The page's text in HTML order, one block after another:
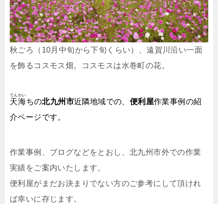
秋ごろ（10月中旬から下旬くらい）、遠賀川沿い一面
を飾るコスモス畑。コスモスは水巻町の花。
天海
てんかい
ちの北九州市近隣地域での、 便利屋作業事例の紹
介ページです。
作業事例、ブログなどをとおし、北九州市外での作業
実績をご案内いたします。
便利屋がまだお決まりでない方のご参考にして頂けれ
ば幸いに存じます。